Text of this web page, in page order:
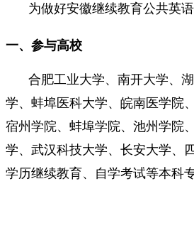
为做好安徽继续教育公共英
一、参与高校
合肥工业大学、南开大学、
学、蚌埠医科大学、皖南医学院
宿州学院、蚌埠学院、池州学院
学、武汉科技大学、长安大学、
学历继续教育、自学考试等本科